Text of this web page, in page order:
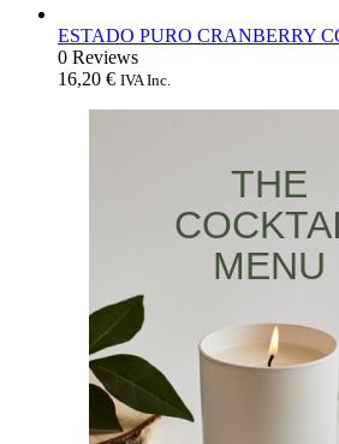
ESTADO PURO CRANBERRY
0 Reviews
16,20 € IVA Inc.
THE
MENU